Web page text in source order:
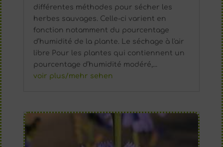
différentes méthodes pour sécher les
herbes sauvages. Celle-ci varient en
fonction notamment du pourcentage
d’humidité de la plante. Le séchage à l'air
libre Pour les plantes qui contiennent un
pourcentage d’humidité modéré,...
voir plus/mehr sehen